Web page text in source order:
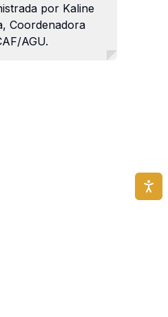
por Kaline
Coordenadora
AGU.